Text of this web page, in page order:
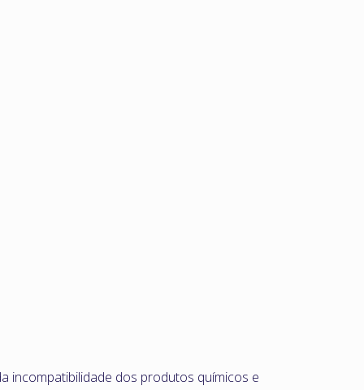
incompatibilidade dos produtos químicos e